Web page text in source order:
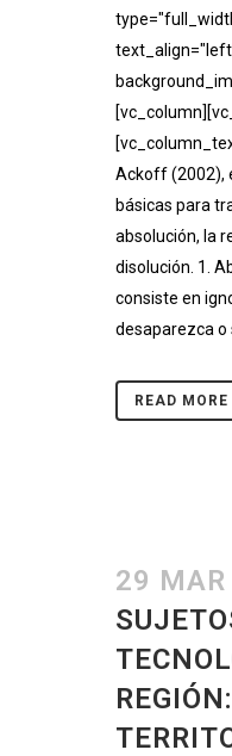
Ackoff (2002),
básicas para
absolución, la
disolución. 1.
consiste en
desaparezca o
READ MORE
29 MAR